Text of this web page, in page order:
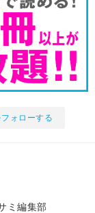
ォローする
ミ編集部